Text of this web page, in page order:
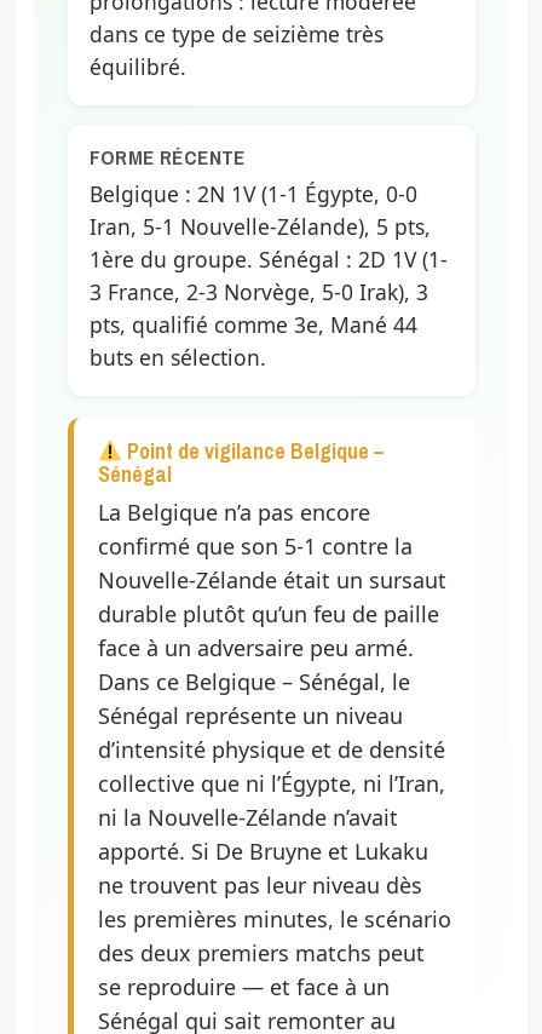
dans ce type de seizième très
équilibré.
FORME RÉCENTE
Belgique : 2N 1V (1-1 Égypte, 0-0
Iran, 5-1 Nouvelle-Zélande), 5 pts,
1ère du groupe. Sénégal : 2D 1V (1-
3 France, 2-3 Norvège, 5-0 Irak), 3
pts, qualifié comme 3e, Mané 44
buts en sélection.
Point de vigilance Belgique –
Sénégal
La Belgique n’a pas encore
confirmé que son 5-1 contre la
Nouvelle-Zélande était un sursaut
durable plutôt qu’un feu de paille
face à un adversaire peu armé.
Dans ce Belgique – Sénégal, le
Sénégal représente un niveau
d’intensité physique et de densité
collective que ni l’Égypte, ni l’Iran,
ni la Nouvelle-Zélande n’avait
apporté. Si De Bruyne et Lukaku
ne trouvent pas leur niveau dès
les premières minutes, le scénario
des deux premiers matchs peut
se reproduire — et face à un
Sénégal qui sait remonter au